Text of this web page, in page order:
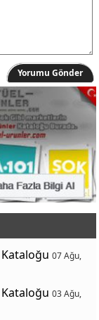
Yorumu Gönder
07 Ağu,
03 Ağu,